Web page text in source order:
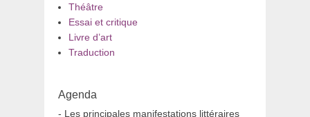
Théâtre
Essai et critique
Livre d’art
Traduction
Agenda
- Les principales manifestations littéraires